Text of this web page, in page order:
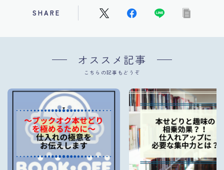
SHARE
オススメ記事
こちらの記事もどうぞ